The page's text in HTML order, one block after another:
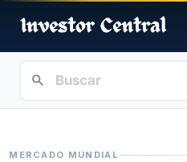
MERCADO MUNDIAL